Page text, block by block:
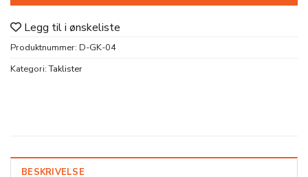
Legg til i ønskeliste
Produktnummer: D-GK-04
Kategori:Taklister
BESKRIVELSE